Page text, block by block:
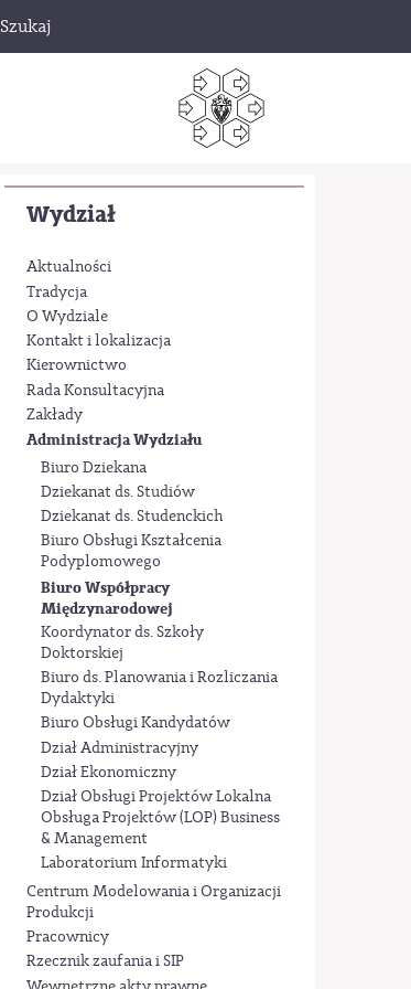
Szukaj
Wydział
Aktualności
Tradycja
O Wydziale
Kontakt i lokalizacja
Kierownictwo
Rada Konsultacyjna
Zakłady
Administracja Wydziału
Biuro Dziekana
Dziekanat ds. Studiów
Dziekanat ds. Studenckich
Biuro Obsługi Kształcenia
Podyplomowego
Biuro Współpracy
Międzynarodowej
Koordynator ds. Szkoły
Doktorskiej
Biuro ds. Planowania i Rozliczania
Dydaktyki
Biuro Obsługi Kandydatów
Dział Administracyjny
Dział Ekonomiczny
Dział Obsługi Projektów Lokalna
Obsługa Projektów (LOP) Business
& Management
Laboratorium Informatyki
Centrum Modelowania i Organizacji
Produkcji
Pracownicy
Rzecznik zaufania i SIP